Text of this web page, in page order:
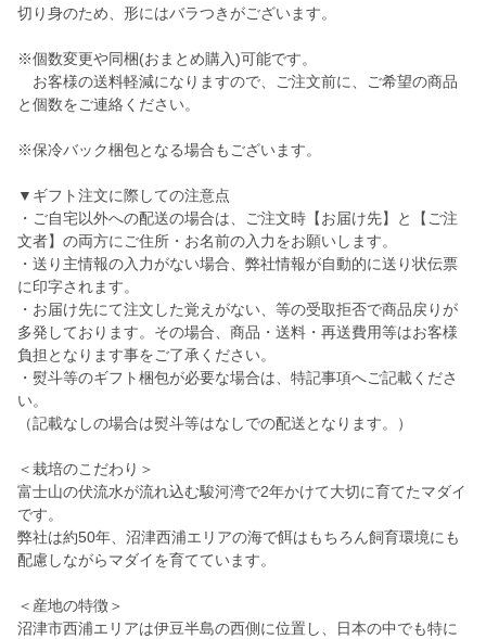
切り身のため、形にはバラつきがございます。
※個数変更や同梱(おまとめ購入)可能です。
お客様の送料軽減になりますので、ご注文前に、ご希望の商品
と個数をご連絡ください。
※保冷バック梱包となる場合もございます。
▼ギフト注文に際しての注意点
・ご自宅以外への配送の場合は、ご注文時【お届け先】と【ご注
文者】の両方にご住所・お名前の入力をお願いします。
・送り主情報の入力がない場合、弊社情報が自動的に送り状伝票
に印字されます。
・お届け先にて注文した覚えがない、等の受取拒否で商品戻りが
多発しております。その場合、商品・送料・再送費用等はお客様
負担となります事をご了承ください。
・熨斗等のギフト梱包が必要な場合は、特記事項へご記載くださ
い。
（記載なしの場合は熨斗等はなしでの配送となります。）
＜栽培のこだわり＞
富士山の伏流水が流れ込む駿河湾で2年かけて大切に育てたマダイ
です。
弊社は約50年、沼津西浦エリアの海で餌はもちろん飼育環境にも
配慮しながらマダイを育てています。
＜産地の特徴＞
沼津市西浦エリアは伊豆半島の西側に位置し、日本の中でも特に